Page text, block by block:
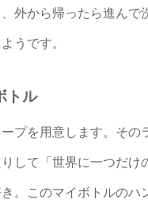
外から帰ったら進ん
うです。
トル
プを用意します。そ
して「世界に一つだ
。このマイボトルの